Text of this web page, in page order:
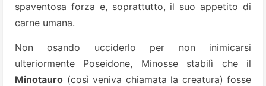
spaventosa forza e, soprattutto, il suo appetito di
carne umana.
Non osando ucciderlo per non inimicarsi
ulteriormente Poseidone, Minosse stabilì che il
Minotauro (così veniva chiamata la creatura) fosse